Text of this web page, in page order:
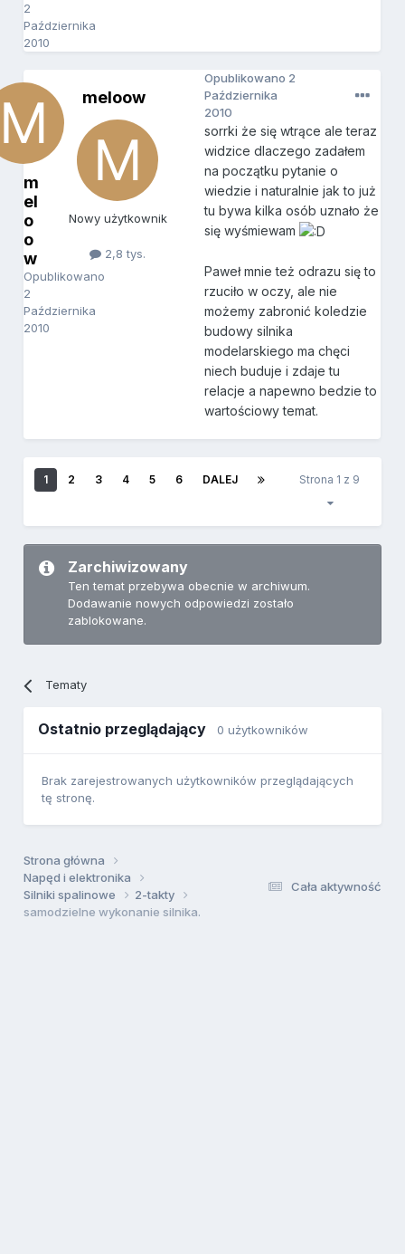
2
Października
2010
m
el
o
o
w
Opublikowano
2
Października
2010
meloow
Nowy użytkownik
2,8 tys.
Opublikowano 2
Października
2010
sorrki że się wtrące ale teraz
widzice dlaczego zadałem
na początku pytanie o
wiedzie i naturalnie jak to już
tu bywa kilka osób uznało że
się wyśmiewam
Paweł mnie też odrazu się to
rzuciło w oczy, ale nie
możemy zabronić koledzie
budowy silnika
modelarskiego ma chęci
niech buduje i zdaje tu
relacje a napewno bedzie to
wartościowy temat.
1 2 3 4 5 6 DALEJ Strona 1 z 9
Zarchiwizowany
Ten temat przebywa obecnie w archiwum.
Dodawanie nowych odpowiedzi zostało
zablokowane.
Tematy
Ostatnio przeglądający 0 użytkowników
Brak zarejestrowanych użytkowników przeglądających
tę stronę.
Cała aktywność
Strona główna
Napęd i elektronika
Silniki spalinowe
2-takty
samodzielne wykonanie silnika.